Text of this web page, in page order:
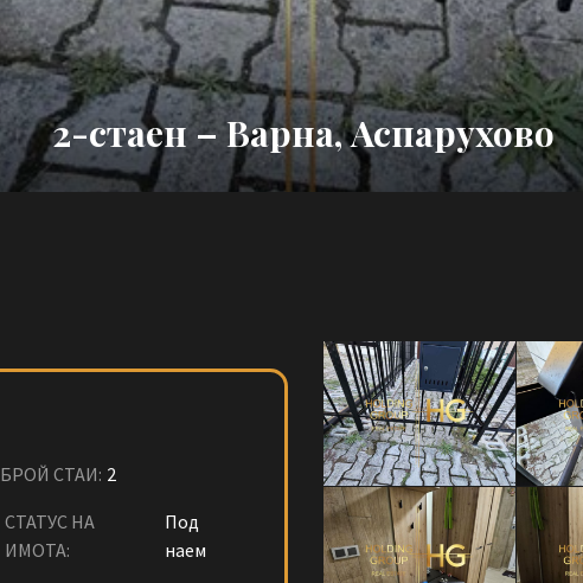
2-стаен – Варна, Аспарухово
БРОЙ СТАИ: 2
СТАТУС НА
ИМОТА:
Под
наем